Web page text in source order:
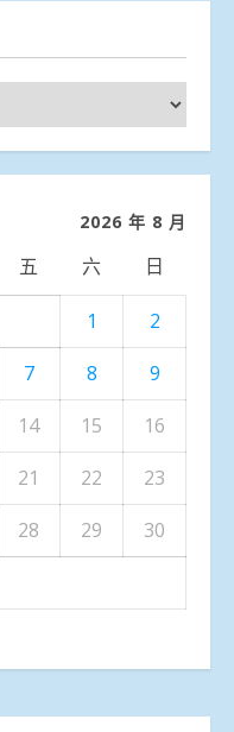
2026 年 8 月
五 六 日
1
2
7 8
9
14 15
16
21 22
23
28 29
30